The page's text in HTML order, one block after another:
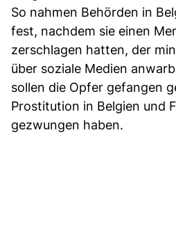
So nahmen Behörden in
fest, nachdem sie einen
zerschlagen hatten, der
über soziale Medien
sollen die Opfer gefangen
Prostitution in Belgien und
gezwungen haben.